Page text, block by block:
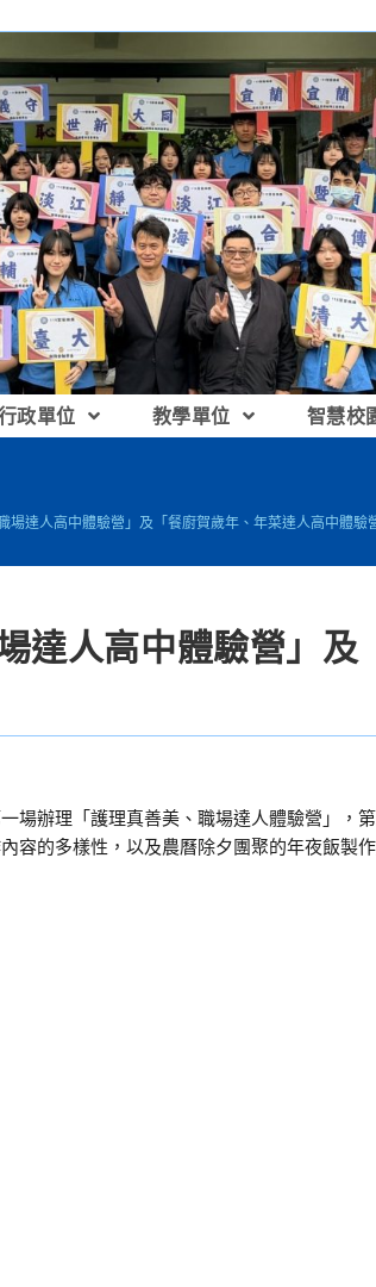
政單位 教學單位 智慧校
達人高中體驗營」及「餐廚賀歲年、年菜達人高中體驗
達人高中體驗營」及
場辦理「護理真善美、職場達人體驗營」，
容的多樣性，以及農曆除夕團聚的年夜飯製